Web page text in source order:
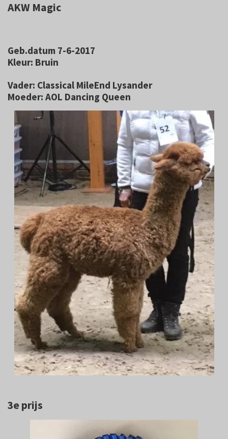
AKW Magic
Geb.datum 7-6-2017
Kleur: Bruin
Vader: Classical MileEnd Lysander
Moeder: AOL Dancing Queen
3e prijs